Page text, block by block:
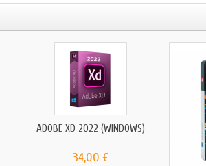
ADOBE XD 2022 (WINDOWS)
34,00 €